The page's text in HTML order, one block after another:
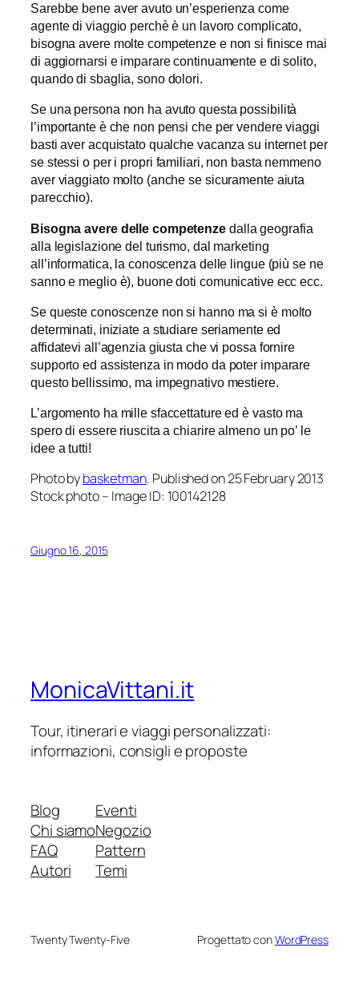
Sarebbe bene aver avuto un’esperienza come
agente di viaggio perchè è un lavoro complicato,
bisogna avere molte competenze e non si finisce mai
di aggiornarsi e imparare continuamente e di solito,
quando di sbaglia, sono dolori.
Se una persona non ha avuto questa possibilità
l’importante è che non pensi che per vendere viaggi
basti aver acquistato qualche vacanza su internet per
se stessi o per i propri familiari, non basta nemmeno
aver viaggiato molto (anche se sicuramente aiuta
parecchio).
Bisogna avere delle competenze dalla geografia
alla legislazione del turismo, dal marketing
all’informatica, la conoscenza delle lingue (più se ne
sanno e meglio è), buone doti comunicative ecc ecc.
Se queste conoscenze non si hanno ma si è molto
determinati, iniziate a studiare seriamente ed
affidatevi all’agenzia giusta che vi possa fornire
supporto ed assistenza in modo da poter imparare
questo bellissimo, ma impegnativo mestiere.
L’argomento ha mille sfaccettature ed è vasto ma
spero di essere riuscita a chiarire almeno un po’ le
idee a tutti!
Photo bybasketman. Published on 25 February 2013
Stock photo – Image ID: 100142128
Giugno 16, 2015
MonicaVittani.it
Tour, itinerari e viaggi personalizzati:
informazioni, consigli e proposte
Blog
Chi siamo
FAQ
Autori
Eventi
Negozio
Pattern
Temi
Twenty Twenty-Five Progettato conWordPress